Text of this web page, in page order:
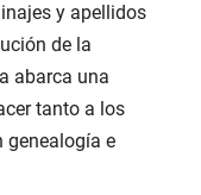
y apellidos
de la
abarca una
tanto a los
genealogía e